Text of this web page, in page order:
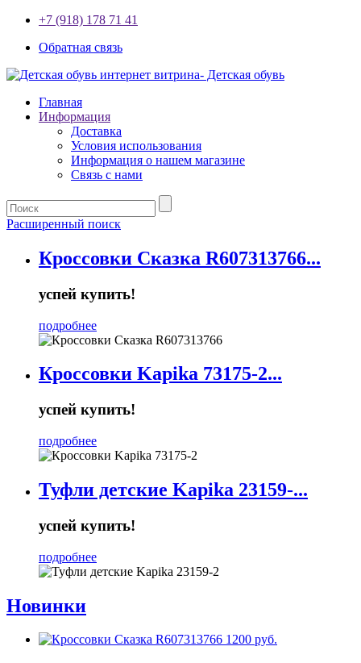
+7 (918) 178 71 41
Обратная связь
Главная
Информация
Доставка
Условия использования
Информация о нашем магазине
Связь с нами
Расширенный поиск
Кроссовки Сказка R607313766...
успей купить!
подробнее
Кроссовки Kapika 73175-2...
успей купить!
подробнее
Туфли детские Kapika 23159-...
успей купить!
подробнее
Новинки
1200 руб.